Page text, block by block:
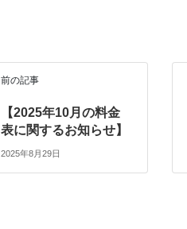
前の記事
【2025年10月の料金
表に関するお知らせ】
2025年8月29日